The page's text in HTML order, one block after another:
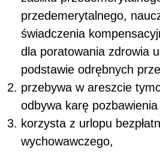
przedemerytalnego,
świadczenia
dla poratowania zdrowia
podstawie odrębnych
przebywa w areszcie
odbywa karę
korzysta z urlopu
wychowawczego,